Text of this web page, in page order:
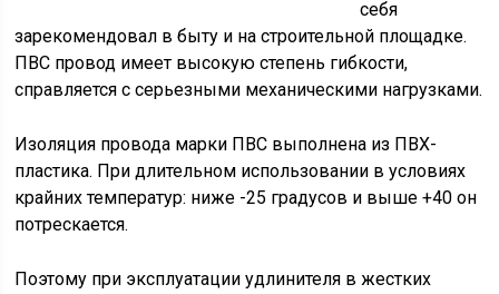
себя
зарекомендовал в быту и на строительной площадке.
ПВС провод имеет высокую степень гибкости,
справляется с серьезными механическими нагрузками.
Изоляция провода марки ПВС выполнена из ПВХ-
пластика. При длительном использовании в условиях
крайних температур: ниже -25 градусов и выше +40 он
потрескается.
Поэтому при эксплуатации удлинителя в жестких